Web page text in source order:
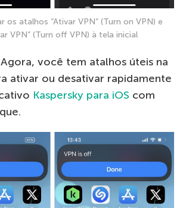
os atalhos “Ativar VPN” (Turn on VPN) e
VPN” (Turn off VPN) à tela inicial
você tem atalhos úteis na
ativar ou desativar rapidamente
Kaspersky para iOS com